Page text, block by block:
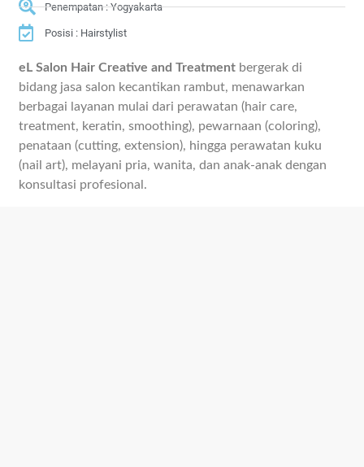
Penempatan : Yogyakarta
Posisi : Hairstylist
eL Salon Hair Creative and Treatment bergerak di
bidang jasa salon kecantikan rambut, menawarkan
berbagai layanan mulai dari perawatan (hair care,
treatment, keratin, smoothing), pewarnaan (coloring),
penataan (cutting, extension), hingga perawatan kuku
(nail art), melayani pria, wanita, dan anak-anak dengan
konsultasi profesional.